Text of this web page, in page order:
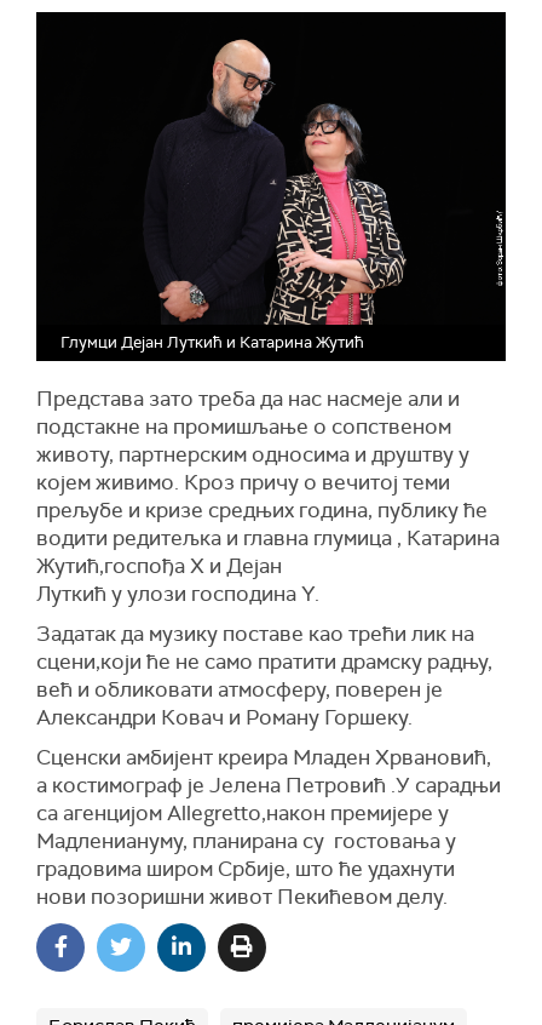
Глумци Дејан Луткић и Катарина Жутић
Представа зато треба да нас насмеје али и
подстакне на промишљање о сопственом
животу, партнерским односима и друштву у
којем живимо. Кроз причу о вечитој теми
прељубе и кризе средњих година, публику ће
водити редитељка и главна глумица , Катарина
Жутић,госпођа X и Дејан
Луткић у улози господина Y.
Задатак да музику поставе као трећи лик на
сцени,који ће не само пратити драмску радњу,
већ и обликовати атмосферу, поверен је
Александри Ковач и Роману Горшеку.
Сценски амбијент креира Младен Хрвановић,
а костимограф је Јелена Петровић .У сарадњи
са агенцијом Allegretto,након премијере у
Мадлениануму, планирана су гостовања у
градовима широм Србије, што ће удахнути
нови позоришни живот Пекићевом делу.